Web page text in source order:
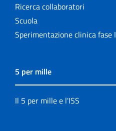
Ricerca collaboratori
Scuola
Sperimentazione clinica fase I
5 per mille
Il 5 per mille e l'ISS